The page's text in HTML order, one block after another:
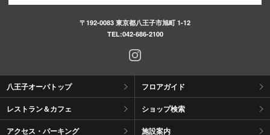
〒192-0083 東京都八王子市旭町 1-12
TEL:042-686-2100
八王子オーパトップ フロアガイド
レストラン＆カフェ ショップ検索
アクセス・パーキング 施設案内